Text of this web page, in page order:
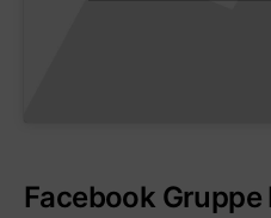
Facebook